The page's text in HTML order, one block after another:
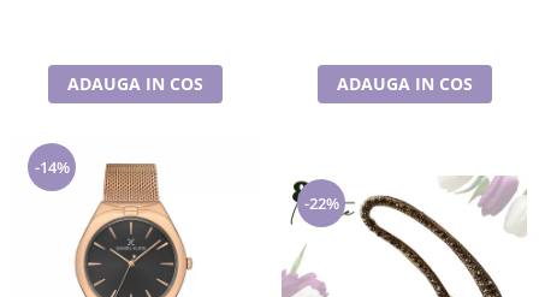
ADAUGA IN COS ADAUGA IN COS
-14%
-22%